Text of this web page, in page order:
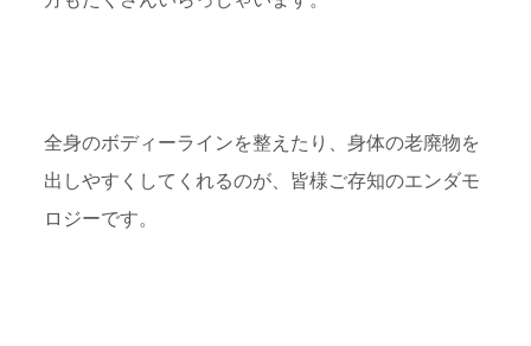
全身のボディーラインを整えたり、 身体の老廃物を
出しやすくしてくれるのが、 皆様ご存知のエンダモ
ロジーです。